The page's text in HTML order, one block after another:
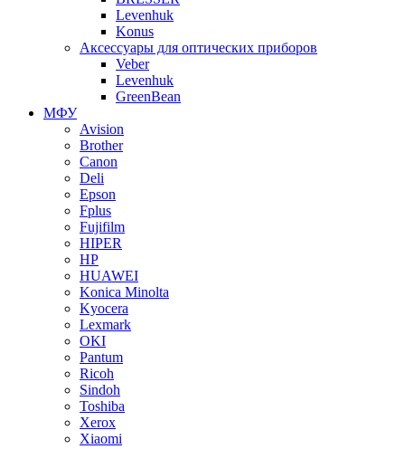
Levenhuk
Konus
Аксессуары для оптических приборов
Veber
Levenhuk
GreenBean
МФУ
Avision
Brother
Canon
Deli
Epson
Fplus
Fujifilm
HIPER
HP
HUAWEI
Konica Minolta
Kyocera
Lexmark
OKI
Pantum
Ricoh
Sindoh
Toshiba
Xerox
Xiaomi